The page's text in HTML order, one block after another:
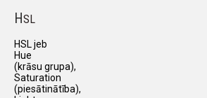
HSL
HSL jeb
Hue
(krāsu grupa),
Saturation
(piesātinātība),